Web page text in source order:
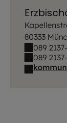
80333
089
089